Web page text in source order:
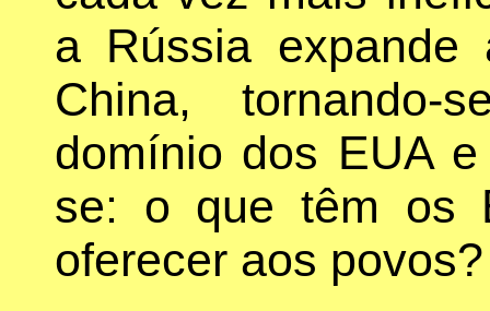
a Rússia
China,
domínio dos EUA
se: o que têm os
oferecer aos